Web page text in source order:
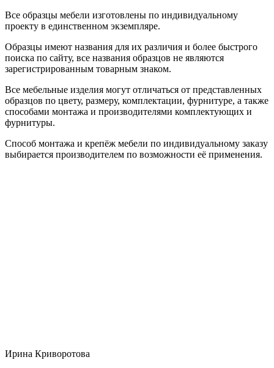
Все образцы мебели изготовлены по индивидуальному
проекту в единственном экземпляре.
Образцы имеют названия для их различия и более быстрого
поиска по сайту, все названия образцов не являются
зарегистрированным товарным знаком.
Все мебельные изделия могут отличаться от представленных
образцов по цвету, размеру, комплектации, фурнитуре, а также
способами монтажа и производителями комплектующих и
фурнитуры.
Способ монтажа и крепёж мебели по индивидуальному заказу
выбирается производителем по возможности её применения.
Ирина Криворотова